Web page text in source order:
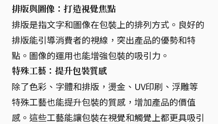
排版與圖像：打造視覺焦點
排版是指文字和圖像在包裝上的排列方式。良好的
排版能引導消費者的視線，突出產品的優勢和特
點。圖像的運用也能增強包裝的吸引力。
特殊工藝：提升包裝質感
除了色彩、字體和排版，燙金、UV印刷、浮雕等
特殊工藝也能提升包裝的質感，增加產品的價值
感。這些工藝能讓包裝在視覺和觸覺上都更具吸引